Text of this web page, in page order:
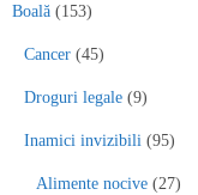
Boală (153)
Cancer (45)
Droguri legale (9)
Inamici invizibili (95)
Alimente nocive (27)